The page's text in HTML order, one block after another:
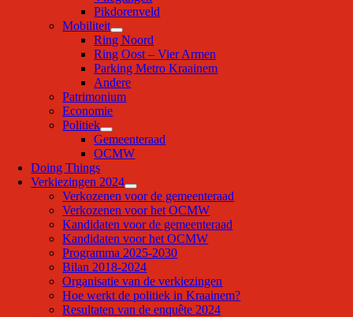
Pikdorenveld
Mobiliteit
Ring Noord
Ring Oost – Vier Armen
Parking Metro Kraainem
Andere
Patrimonium
Economie
Politiek
Gemeenteraad
OCMW
Doing Things
Verkiezingen 2024
Verkozenen voor de gemeenteraad
Verkozenen voor het OCMW
Kandidaten voor de gemeenteraad
Kandidaten voor het OCMW
Programma 2025-2030
Bilan 2018-2024
Organisatie van de verkiezingen
Hoe werkt de politiek in Kraainem?
Resultaten van de enquête 2024